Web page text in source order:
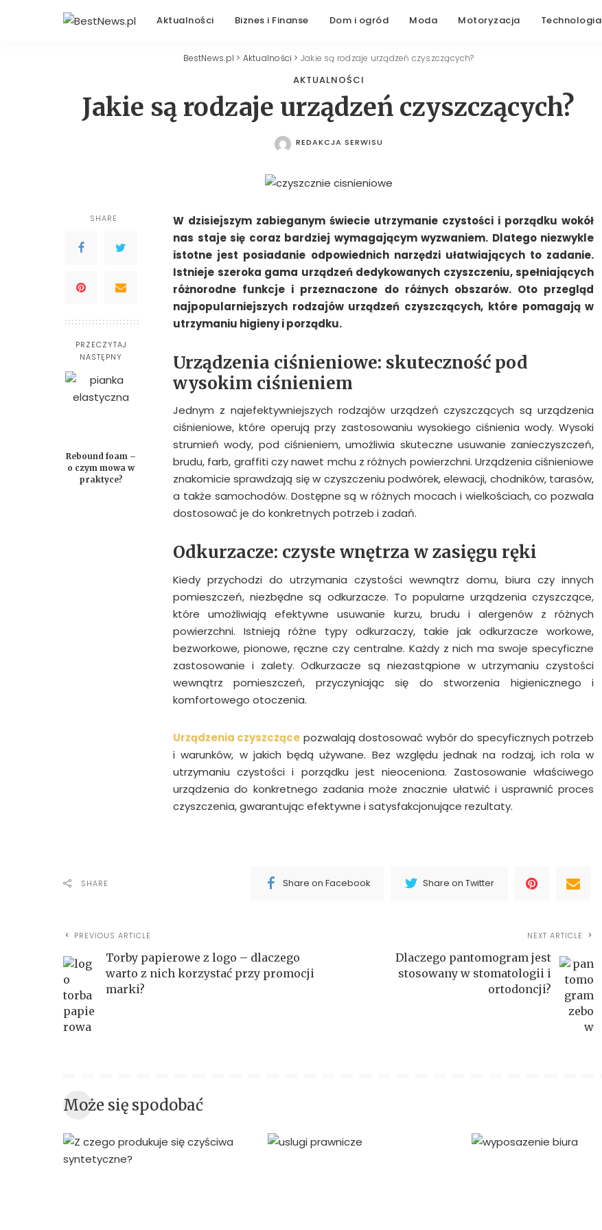
Aktualności Biznes i Finanse Dom i ogród Moda Motoryzacja Technologia
BestNews.pl > Aktualności > Jakie są rodzaje urządzeń czyszczących?
AKTUALNOŚCI
Jakie są rodzaje urządzeń czyszczących?
POSTED
REDAKCJA SERWISU
SHARE
PRZECZYTAJ
NASTĘPNY
Rebound foam –
o czym mowa w
praktyce?
W dzisiejszym zabieganym świecie utrzymanie czystości i porządku wokół
nas staje się coraz bardziej wymagającym wyzwaniem. Dlatego niezwykle
istotne jest posiadanie odpowiednich narzędzi ułatwiających to zadanie.
Istnieje szeroka gama urządzeń dedykowanych czyszczeniu, spełniających
różnorodne funkcje i przeznaczone do różnych obszarów. Oto przegląd
najpopularniejszych rodzajów urządzeń czyszczących, które pomagają w
utrzymaniu higieny i porządku.
Urządzenia ciśnieniowe: skuteczność pod
wysokim ciśnieniem
Jednym z najefektywniejszych rodzajów urządzeń czyszczących są urządzenia
ciśnieniowe, które operują przy zastosowaniu wysokiego ciśnienia wody. Wysoki
strumień wody, pod ciśnieniem, umożliwia skuteczne usuwanie zanieczyszczeń,
brudu, farb, graffiti czy nawet mchu z różnych powierzchni. Urządzenia ciśnieniowe
znakomicie sprawdzają się w czyszczeniu podwórek, elewacji, chodników, tarasów,
a także samochodów. Dostępne są w różnych mocach i wielkościach, co pozwala
dostosować je do konkretnych potrzeb i zadań.
Odkurzacze: czyste wnętrza w zasięgu ręki
Kiedy przychodzi do utrzymania czystości wewnątrz domu, biura czy innych
pomieszczeń, niezbędne są odkurzacze. To popularne urządzenia czyszczące,
które umożliwiają efektywne usuwanie kurzu, brudu i alergenów z różnych
powierzchni. Istnieją różne typy odkurzaczy, takie jak odkurzacze workowe,
bezworkowe, pionowe, ręczne czy centralne. Każdy z nich ma swoje specyficzne
zastosowanie i zalety. Odkurzacze są niezastąpione w utrzymaniu czystości
wewnątrz pomieszczeń, przyczyniając się do stworzenia higienicznego i
komfortowego otoczenia.
Urządzenia czyszczące pozwalają dostosować wybór do specyficznych potrzeb
i warunków, w jakich będą używane. Bez względu jednak na rodzaj, ich rola w
utrzymaniu czystości i porządku jest nieoceniona. Zastosowanie właściwego
urządzenia do konkretnego zadania może znacznie ułatwić i usprawnić proces
czyszczenia, gwarantując efektywne i satysfakcjonujące rezultaty.
SHARE Share on Facebook Share on Twitter
PREVIOUS ARTICLE
Torby papierowe z logo – dlaczego
warto z nich korzystać przy promocji
marki?
NEXT ARTICLE
Dlaczego pantomogram jest
stosowany w stomatologii i
ortodoncji?
Może się spodobać